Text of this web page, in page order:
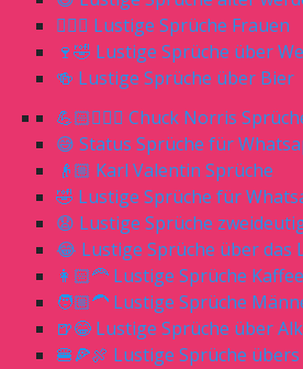
🙎🏼‍♀️ Lustige Sprüche Frauen
🍷🤣 Lustige Sprüche über
🍻 Lustige Sprüche über Bier
💪🏻🧔🏼‍♂️ Chuck Norris
😅 Status Sprüche für
👴🏼 Karl Valentin Sprüche
🤣 Lustige Sprüche für
😧 Lustige Sprüche
😂 Lustige Sprüche über das
👩🏻‍🦰 Lustige Sprüche Kaffee
🧑🏼‍🦱 Lustige Sprüche
🍺😂 Lustige Sprüche über
🍔🍕🍖 Lustige Sprüche